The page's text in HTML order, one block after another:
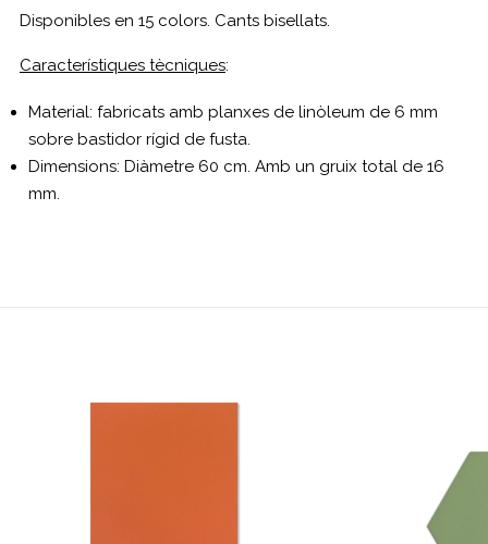
Disponibles en 15 colors. Cants bisellats.
Característiques tècniques:
Material: fabricats amb planxes de linòleum de 6 mm
sobre bastidor rígid de fusta.
Dimensions: Diàmetre 60 cm. Amb un gruix total de 16
mm.